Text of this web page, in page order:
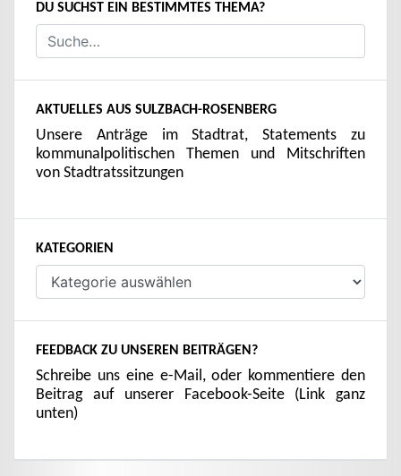
DU SUCHST EIN BESTIMMTES THEMA?
AKTUELLES AUS SULZBACH-ROSENBERG
Unsere Anträge im Stadtrat, Statements zu
kommunalpolitischen Themen und Mitschriften
von Stadtratssitzungen
KATEGORIEN
Kategorien
FEEDBACK ZU UNSEREN BEITRÄGEN?
Schreibe uns eine e-Mail, oder kommentiere den
Beitrag auf unserer Facebook-Seite (Link ganz
unten)